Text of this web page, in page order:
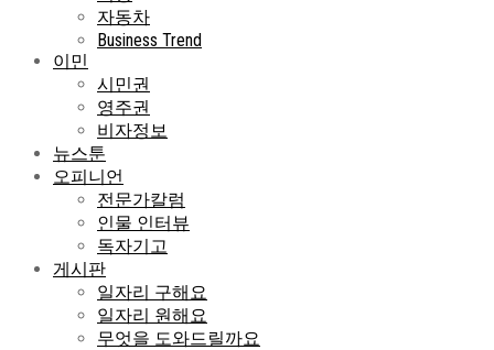
자동차
Business Trend
이민
시민권
영주권
비자정보
뉴스툰
오피니언
전문가칼럼
인물 인터뷰
독자기고
게시판
일자리 구해요
일자리 원해요
무엇을 도와드릴까요